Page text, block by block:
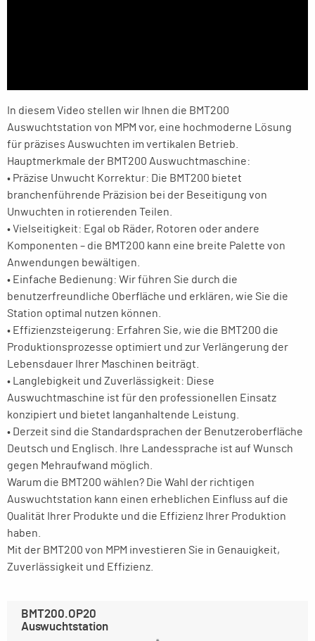
In diesem Video stellen wir Ihnen die BMT200
Auswuchtstation von MPM vor, eine hochmoderne Lösung
für präzises Auswuchten im vertikalen Betrieb.
Hauptmerkmale der BMT200 Auswuchtmaschine:
• Präzise Unwucht Korrektur: Die BMT200 bietet
branchenführende Präzision bei der Beseitigung von
Unwuchten in rotierenden Teilen.
• Vielseitigkeit: Egal ob Räder, Rotoren oder andere
Komponenten – die BMT200 kann eine breite Palette von
Anwendungen bewältigen.
• Einfache Bedienung: Wir führen Sie durch die
benutzerfreundliche Oberfläche und erklären, wie Sie die
Station optimal nutzen können.
• Effizienzsteigerung: Erfahren Sie, wie die BMT200 die
Produktionsprozesse optimiert und zur Verlängerung der
Lebensdauer Ihrer Maschinen beiträgt.
• Langlebigkeit und Zuverlässigkeit: Diese
Auswuchtmaschine ist für den professionellen Einsatz
konzipiert und bietet langanhaltende Leistung.
• Derzeit sind die Standardsprachen der Benutzeroberfläche
Deutsch und Englisch. Ihre Landessprache ist auf Wunsch
gegen Mehraufwand möglich.
Warum die BMT200 wählen? Die Wahl der richtigen
Auswuchtstation kann einen erheblichen Einfluss auf die
Qualität Ihrer Produkte und die Effizienz Ihrer Produktion
haben.
Mit der BMT200 von MPM investieren Sie in Genauigkeit,
Zuverlässigkeit und Effizienz.
BMT200.OP20
Auswuchtstation